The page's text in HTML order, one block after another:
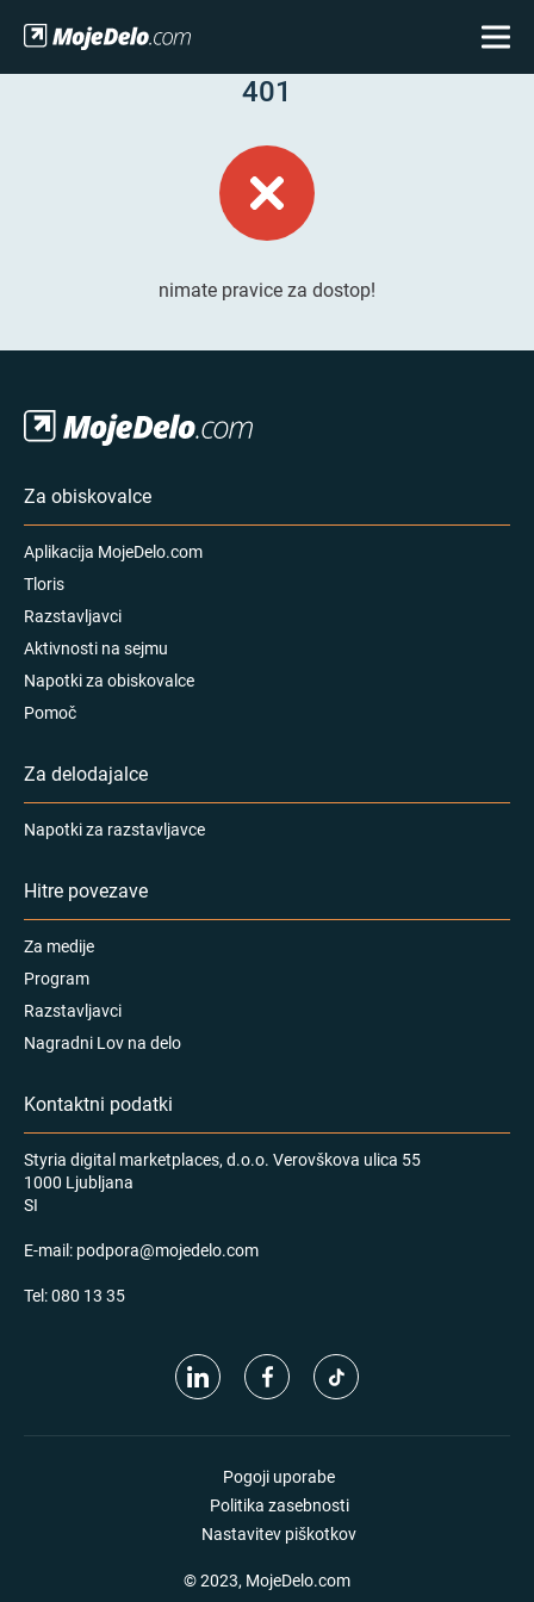
401
nimate pravice za dostop!
Za obiskovalce
Aplikacija MojeDelo.com
Tloris
Razstavljavci
Aktivnosti na sejmu
Napotki za obiskovalce
Pomoč
Za delodajalce
Napotki za razstavljavce
Hitre povezave
Za medije
Program
Razstavljavci
Nagradni Lov na delo
Kontaktni podatki
Styria digital marketplaces, d.o.o. Verovškova ulica 55
1000 Ljubljana
SI
E-mail: podpora@mojedelo.com
Tel:080 13 35
Pogoji uporabe
Politika zasebnosti
Nastavitev piškotkov
© 2023, MojeDelo.com